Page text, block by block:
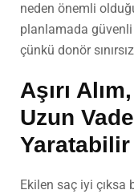
neden önemli
planlamada
çünkü donör
Aşırı
Uzun
Yaratabilir
Ekilen saç iyi çıksa